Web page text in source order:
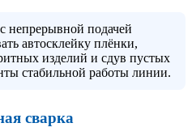
непрерывной подачей
автосклейку плёнки,
изделий и сдув пустых
стабильной работы линии.
сварка